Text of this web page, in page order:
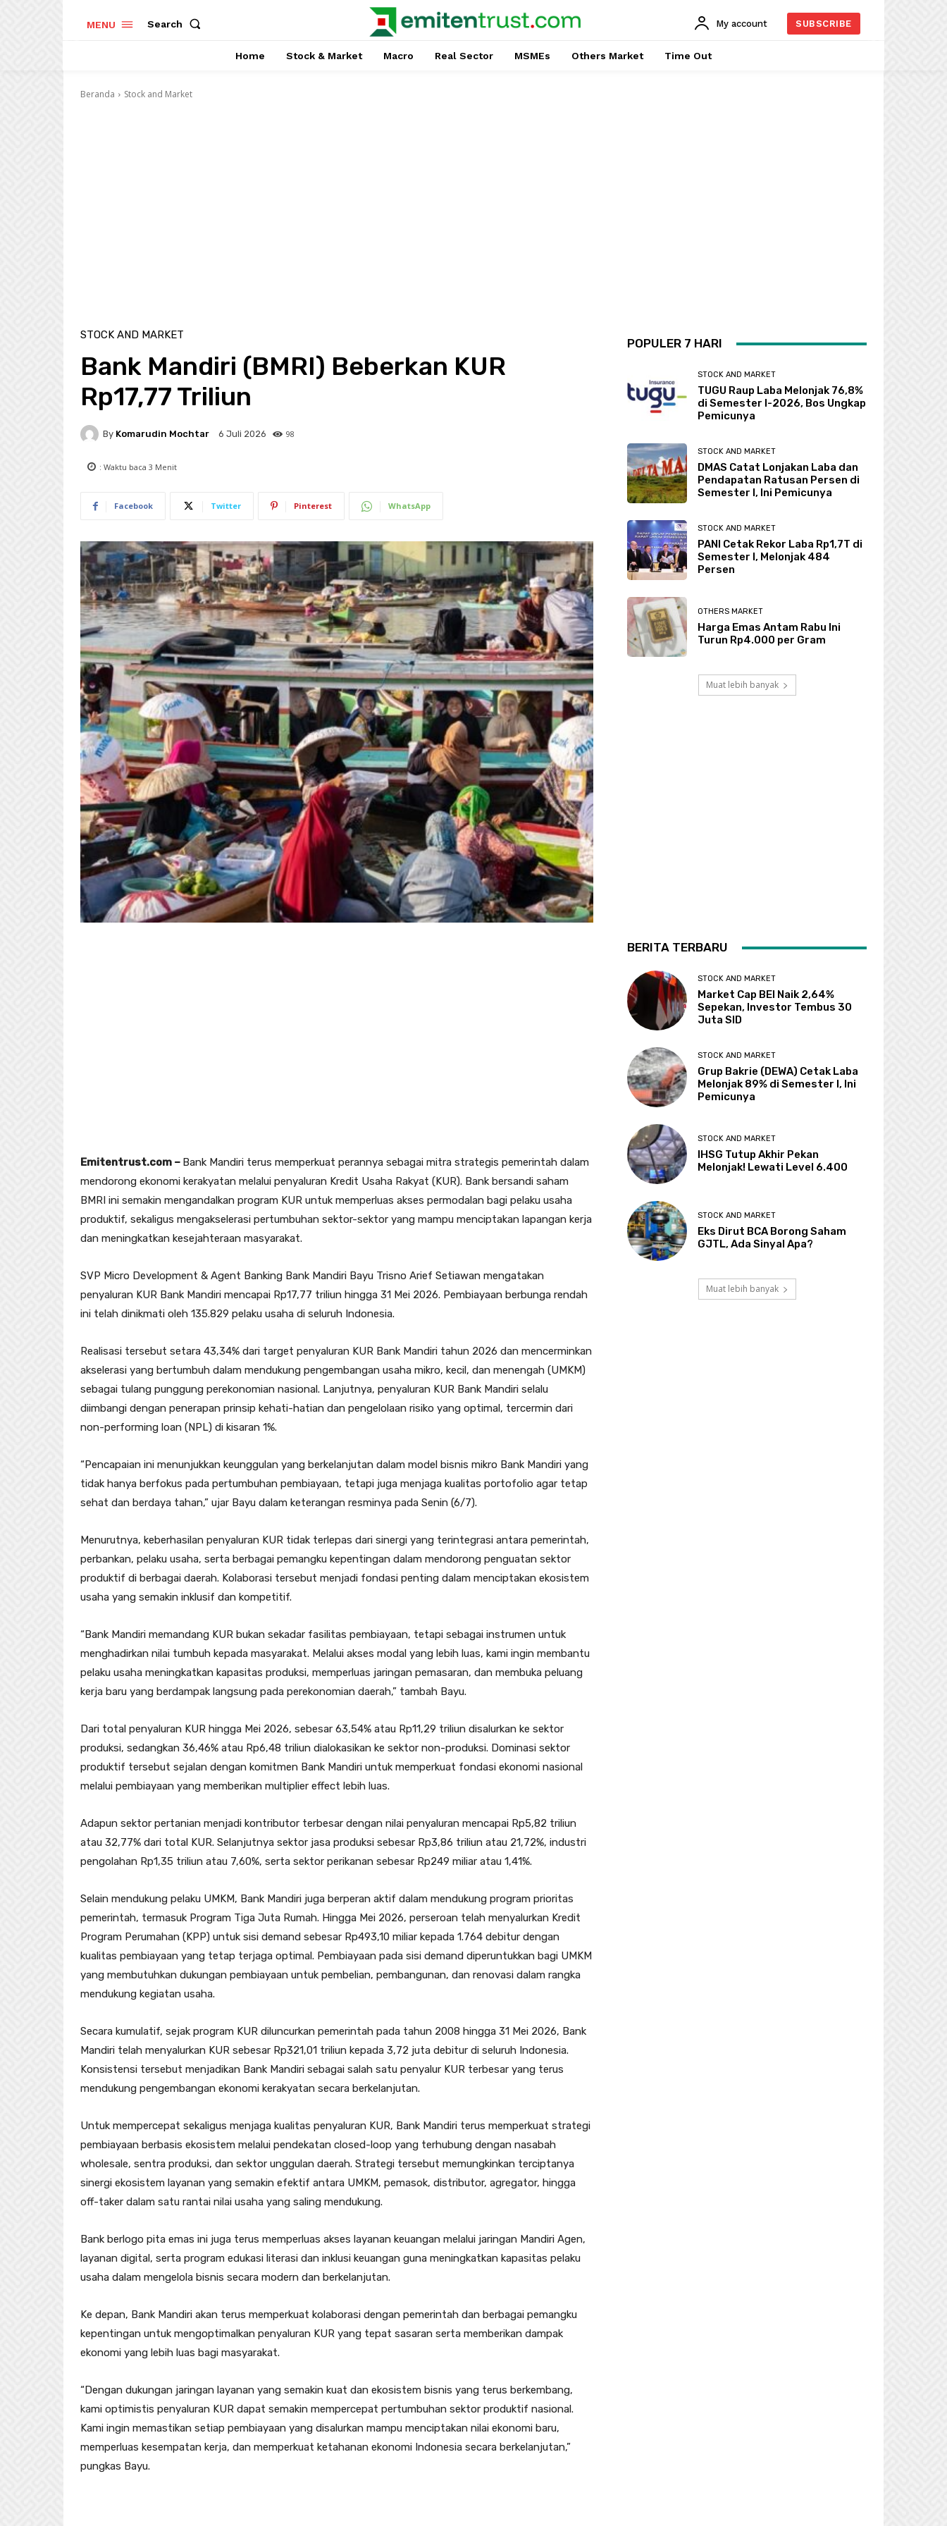
MENU Search My account SUBSCRIBE
Home Stock & Market Macro Real Sector MSMEs Others Market Time Out
Beranda Stock and Market
STOCK AND MARKET
Bank Mandiri (BMRI) Beberkan KUR
Rp17,77 Triliun
By Komarudin Mochtar 6 Juli 2026 98
: Waktu baca 3 Menit
Facebook Twitter Pinterest WhatsApp
Emitentrust.com – Bank Mandiri terus memperkuat perannya sebagai mitra strategis pemerintah dalam
mendorong ekonomi kerakyatan melalui penyaluran Kredit Usaha Rakyat (KUR). Bank bersandi saham
BMRI ini semakin mengandalkan program KUR untuk memperluas akses permodalan bagi pelaku usaha
produktif, sekaligus mengakselerasi pertumbuhan sektor-sektor yang mampu menciptakan lapangan kerja
dan meningkatkan kesejahteraan masyarakat.
SVP Micro Development & Agent Banking Bank Mandiri Bayu Trisno Arief Setiawan mengatakan
penyaluran KUR Bank Mandiri mencapai Rp17,77 triliun hingga 31 Mei 2026. Pembiayaan berbunga rendah
ini telah dinikmati oleh 135.829 pelaku usaha di seluruh Indonesia.
Realisasi tersebut setara 43,34% dari target penyaluran KUR Bank Mandiri tahun 2026 dan mencerminkan
akselerasi yang bertumbuh dalam mendukung pengembangan usaha mikro, kecil, dan menengah (UMKM)
sebagai tulang punggung perekonomian nasional. Lanjutnya, penyaluran KUR Bank Mandiri selalu
diimbangi dengan penerapan prinsip kehati-hatian dan pengelolaan risiko yang optimal, tercermin dari
non-performing loan (NPL) di kisaran 1%.
“Pencapaian ini menunjukkan keunggulan yang berkelanjutan dalam model bisnis mikro Bank Mandiri yang
tidak hanya berfokus pada pertumbuhan pembiayaan, tetapi juga menjaga kualitas portofolio agar tetap
sehat dan berdaya tahan,” ujar Bayu dalam keterangan resminya pada Senin (6/7).
Menurutnya, keberhasilan penyaluran KUR tidak terlepas dari sinergi yang terintegrasi antara pemerintah,
perbankan, pelaku usaha, serta berbagai pemangku kepentingan dalam mendorong penguatan sektor
produktif di berbagai daerah. Kolaborasi tersebut menjadi fondasi penting dalam menciptakan ekosistem
usaha yang semakin inklusif dan kompetitif.
“Bank Mandiri memandang KUR bukan sekadar fasilitas pembiayaan, tetapi sebagai instrumen untuk
menghadirkan nilai tumbuh kepada masyarakat. Melalui akses modal yang lebih luas, kami ingin membantu
pelaku usaha meningkatkan kapasitas produksi, memperluas jaringan pemasaran, dan membuka peluang
kerja baru yang berdampak langsung pada perekonomian daerah,” tambah Bayu.
Dari total penyaluran KUR hingga Mei 2026, sebesar 63,54% atau Rp11,29 triliun disalurkan ke sektor
produksi, sedangkan 36,46% atau Rp6,48 triliun dialokasikan ke sektor non-produksi. Dominasi sektor
produktif tersebut sejalan dengan komitmen Bank Mandiri untuk memperkuat fondasi ekonomi nasional
melalui pembiayaan yang memberikan multiplier effect lebih luas.
Adapun sektor pertanian menjadi kontributor terbesar dengan nilai penyaluran mencapai Rp5,82 triliun
atau 32,77% dari total KUR. Selanjutnya sektor jasa produksi sebesar Rp3,86 triliun atau 21,72%, industri
pengolahan Rp1,35 triliun atau 7,60%, serta sektor perikanan sebesar Rp249 miliar atau 1,41%.
Selain mendukung pelaku UMKM, Bank Mandiri juga berperan aktif dalam mendukung program prioritas
pemerintah, termasuk Program Tiga Juta Rumah. Hingga Mei 2026, perseroan telah menyalurkan Kredit
Program Perumahan (KPP) untuk sisi demand sebesar Rp493,10 miliar kepada 1.764 debitur dengan
kualitas pembiayaan yang tetap terjaga optimal. Pembiayaan pada sisi demand diperuntukkan bagi UMKM
yang membutuhkan dukungan pembiayaan untuk pembelian, pembangunan, dan renovasi dalam rangka
mendukung kegiatan usaha.
Secara kumulatif, sejak program KUR diluncurkan pemerintah pada tahun 2008 hingga 31 Mei 2026, Bank
Mandiri telah menyalurkan KUR sebesar Rp321,01 triliun kepada 3,72 juta debitur di seluruh Indonesia.
Konsistensi tersebut menjadikan Bank Mandiri sebagai salah satu penyalur KUR terbesar yang terus
mendukung pengembangan ekonomi kerakyatan secara berkelanjutan.
Untuk mempercepat sekaligus menjaga kualitas penyaluran KUR, Bank Mandiri terus memperkuat strategi
pembiayaan berbasis ekosistem melalui pendekatan closed-loop yang terhubung dengan nasabah
wholesale, sentra produksi, dan sektor unggulan daerah. Strategi tersebut memungkinkan terciptanya
sinergi ekosistem layanan yang semakin efektif antara UMKM, pemasok, distributor, agregator, hingga
off-taker dalam satu rantai nilai usaha yang saling mendukung.
Bank berlogo pita emas ini juga terus memperluas akses layanan keuangan melalui jaringan Mandiri Agen,
layanan digital, serta program edukasi literasi dan inklusi keuangan guna meningkatkan kapasitas pelaku
usaha dalam mengelola bisnis secara modern dan berkelanjutan.
Ke depan, Bank Mandiri akan terus memperkuat kolaborasi dengan pemerintah dan berbagai pemangku
kepentingan untuk mengoptimalkan penyaluran KUR yang tepat sasaran serta memberikan dampak
ekonomi yang lebih luas bagi masyarakat.
“Dengan dukungan jaringan layanan yang semakin kuat dan ekosistem bisnis yang terus berkembang,
kami optimistis penyaluran KUR dapat semakin mempercepat pertumbuhan sektor produktif nasional.
Kami ingin memastikan setiap pembiayaan yang disalurkan mampu menciptakan nilai ekonomi baru,
memperluas kesempatan kerja, dan memperkuat ketahanan ekonomi Indonesia secara berkelanjutan,”
pungkas Bayu.
POPULER 7 HARI
STOCK AND MARKET
TUGU Raup Laba Melonjak 76,8%
di Semester I-2026, Bos Ungkap
Pemicunya
STOCK AND MARKET
DMAS Catat Lonjakan Laba dan
Pendapatan Ratusan Persen di
Semester I, Ini Pemicunya
STOCK AND MARKET
PANI Cetak Rekor Laba Rp1,7T di
Semester I, Melonjak 484
Persen
OTHERS MARKET
Harga Emas Antam Rabu Ini
Turun Rp4.000 per Gram
Muat lebih banyak
BERITA TERBARU
STOCK AND MARKET
Market Cap BEI Naik 2,64%
Sepekan, Investor Tembus 30
Juta SID
STOCK AND MARKET
Grup Bakrie (DEWA) Cetak Laba
Melonjak 89% di Semester I, Ini
Pemicunya
STOCK AND MARKET
IHSG Tutup Akhir Pekan
Melonjak! Lewati Level 6.400
STOCK AND MARKET
Eks Dirut BCA Borong Saham
GJTL, Ada Sinyal Apa?
Muat lebih banyak